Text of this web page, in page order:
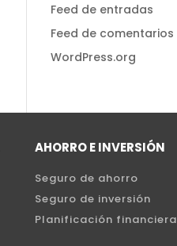
Feed de entradas
Feed de comentarios
WordPress.org
AHORRO E INVERSIÓN
Seguro de ahorro
Seguro de inversión
Planificación financiera